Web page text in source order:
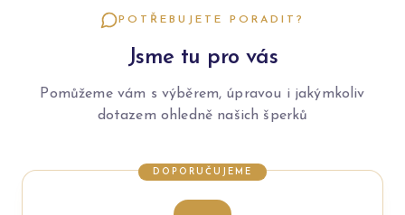
POTŘEBUJETE PORADIT?
Jsme tu pro vás
Pomůžeme vám s výběrem, úpravou i jakýmkoliv
dotazem ohledně našich šperků
DOPORUČUJEME